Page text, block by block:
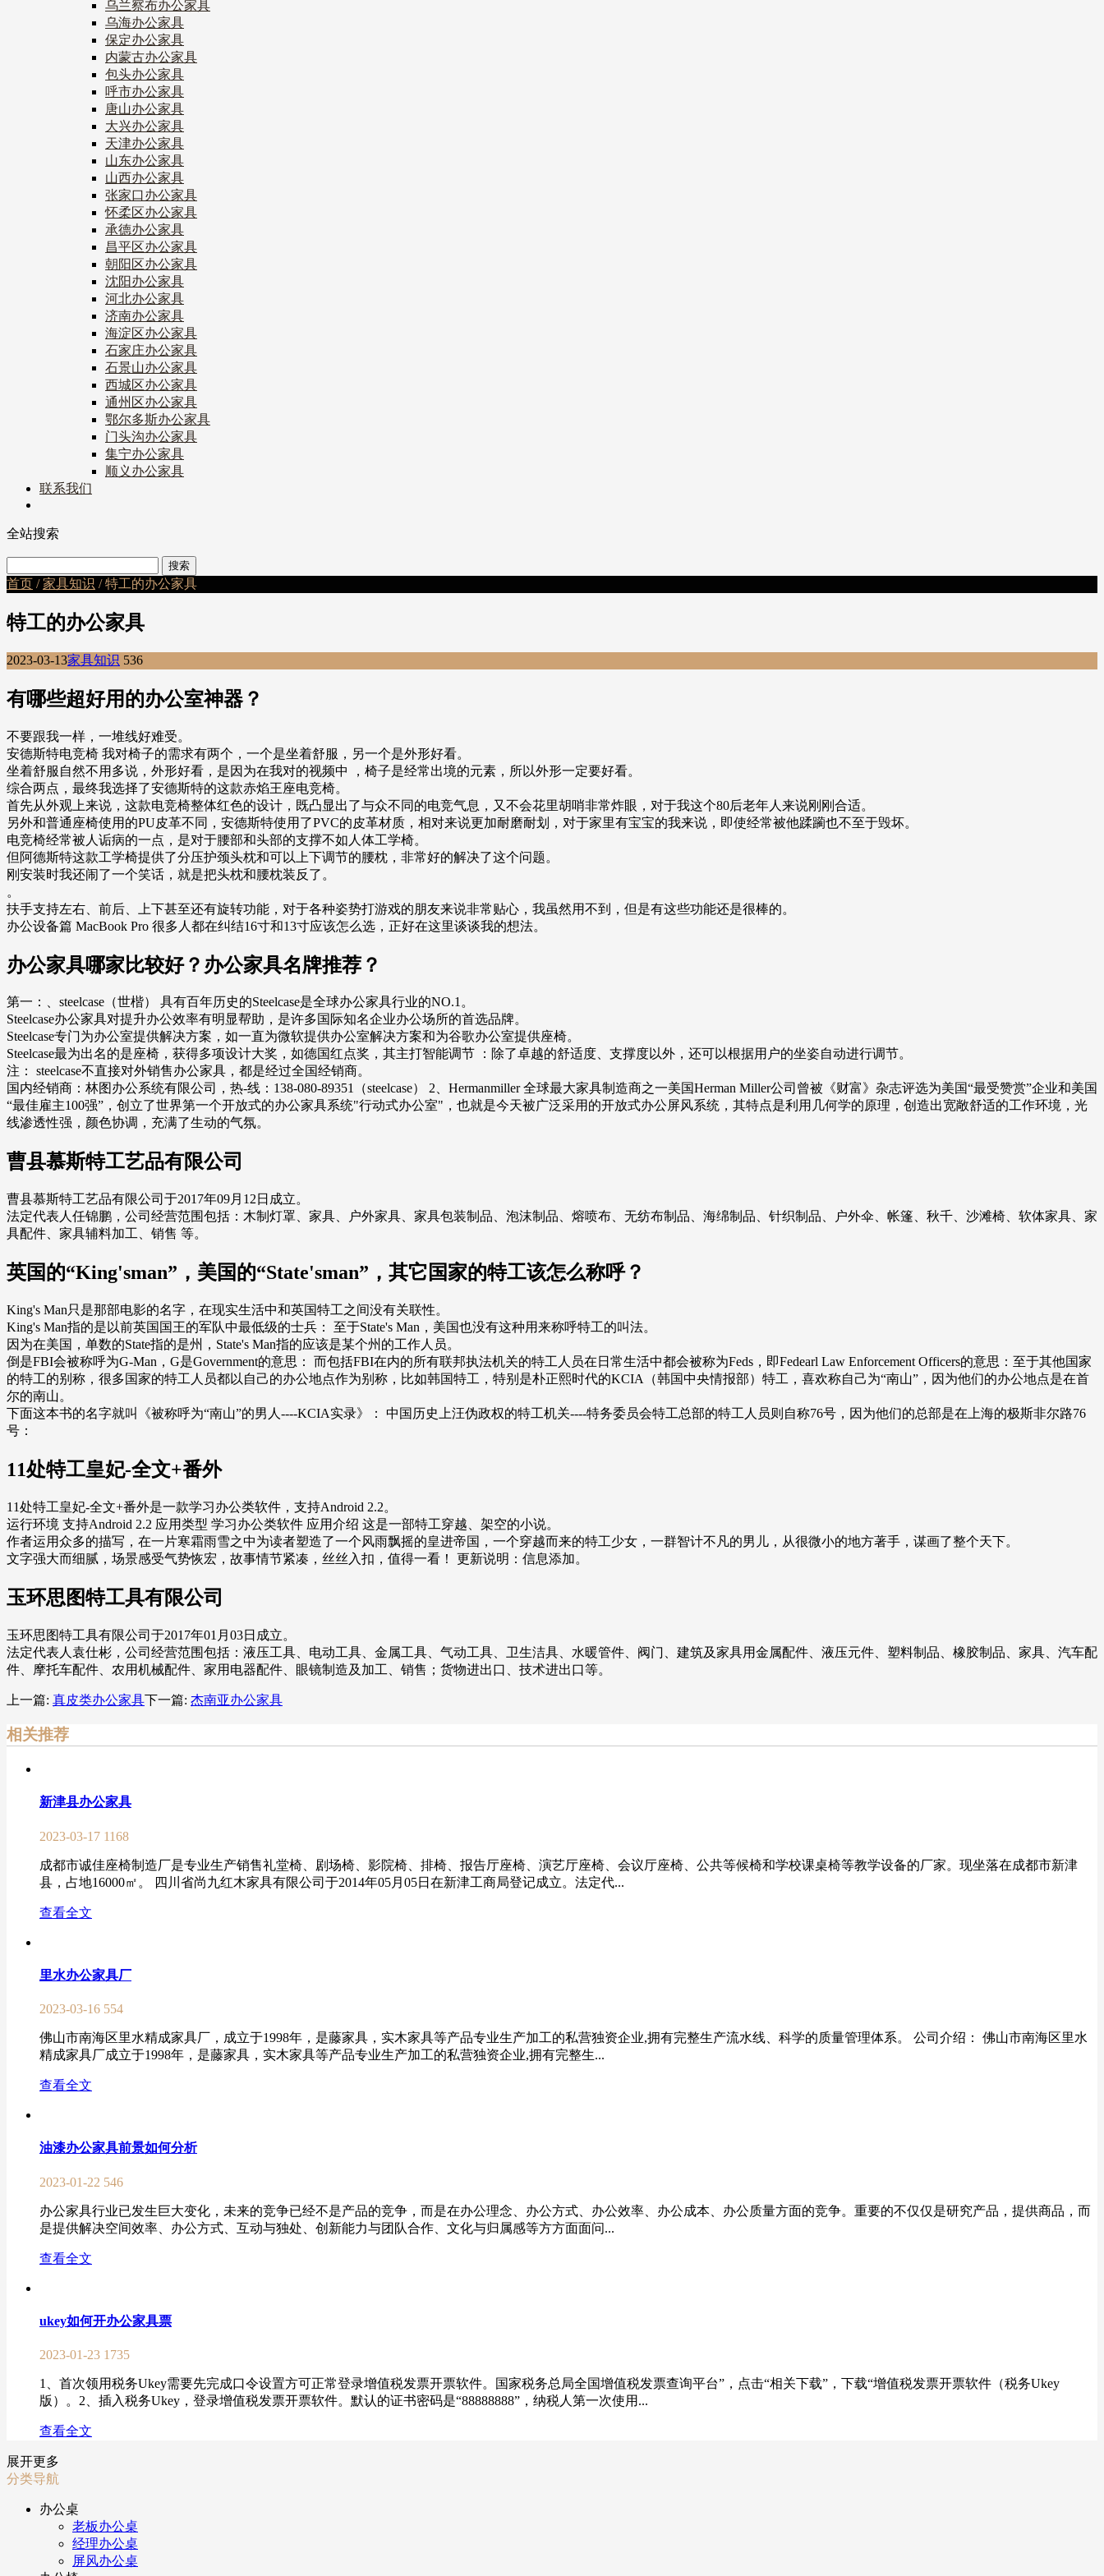
乌兰察布办公家具
乌海办公家具
保定办公家具
内蒙古办公家具
包头办公家具
呼市办公家具
唐山办公家具
大兴办公家具
天津办公家具
山东办公家具
山西办公家具
张家口办公家具
怀柔区办公家具
承德办公家具
昌平区办公家具
朝阳区办公家具
沈阳办公家具
河北办公家具
济南办公家具
海淀区办公家具
石家庄办公家具
石景山办公家具
西城区办公家具
通州区办公家具
鄂尔多斯办公家具
门头沟办公家具
集宁办公家具
顺义办公家具
联系我们
全站搜索
首页 /家具知识 / 特工的办公家具
特工的办公家具
2023-03-13家具知识 536
有哪些超好用的办公室神器？
不要跟我一样，一堆线好难受。
安德斯特电竞椅 我对椅子的需求有两个，一个是坐着舒服，另一个是外形好看。
坐着舒服自然不用多说，外形好看，是因为在我对的视频中 ，椅子是经常出境的元素，所以外形一定要好看。
综合两点，最终我选择了安德斯特的这款赤焰王座电竞椅。
首先从外观上来说，这款电竞椅整体红色的设计，既凸显出了与众不同的电竞气息，又不会花里胡哨非常炸眼，对于我这个80后老年人来说刚刚合适。
另外和普通座椅使用的PU皮革不同，安德斯特使用了PVC的皮革材质，相对来说更加耐磨耐划，对于家里有宝宝的我来说，即使经常被他蹂躏也不至于毁坏。
电竞椅经常被人诟病的一点，是对于腰部和头部的支撑不如人体工学椅。
但阿德斯特这款工学椅提供了分压护颈头枕和可以上下调节的腰枕，非常好的解决了这个问题。
刚安装时我还闹了一个笑话，就是把头枕和腰枕装反了。
。
扶手支持左右、前后、上下甚至还有旋转功能，对于各种姿势打游戏的朋友来说非常贴心，我虽然用不到，但是有这些功能还是很棒的。
办公设备篇 MacBook Pro 很多人都在纠结16寸和13寸应该怎么选，正好在这里谈谈我的想法。
办公家具哪家比较好？办公家具名牌推荐？
第一：、steelcase（世楷） 具有百年历史的Steelcase是全球办公家具行业的NO.1。
Steelcase办公家具对提升办公效率有明显帮助，是许多国际知名企业办公场所的首选品牌。
Steelcase专门为办公室提供解决方案，如一直为微软提供办公室解决方案和为谷歌办公室提供座椅。
Steelcase最为出名的是座椅，获得多项设计大奖，如德国红点奖，其主打智能调节 ：除了卓越的舒适度、支撑度以外，还可以根据用户的坐姿自动进行调节。
注： steelcase不直接对外销售办公家具，都是经过全国经销商。
国内经销商：林图办公系统有限公司，热-线：138-080-89351（steelcase） 2、Hermanmiller 全球最大家具制造商之一美国Herman Miller公司曾被《财富》杂志评选为美国“最受赞赏”企业和美国
“最佳雇主100强”，创立了世界第一个开放式的办公家具系统"行动式办公室"，也就是今天被广泛采用的开放式办公屏风系统，其特点是利用几何学的原理，创造出宽敞舒适的工作环境，光
线渗透性强，颜色协调，充满了生动的气氛。
曹县慕斯特工艺品有限公司
曹县慕斯特工艺品有限公司于2017年09月12日成立。
法定代表人任锦鹏，公司经营范围包括：木制灯罩、家具、户外家具、家具包装制品、泡沫制品、熔喷布、无纺布制品、海绵制品、针织制品、户外伞、帐篷、秋千、沙滩椅、软体家具、家
具配件、家具辅料加工、销售 等。
英国的“King'sman”，美国的“State'sman”，其它国家的特工该怎么称呼？
King's Man只是那部电影的名字，在现实生活中和英国特工之间没有关联性。
King's Man指的是以前英国国王的军队中最低级的士兵： 至于State's Man，美国也没有这种用来称呼特工的叫法。
因为在美国，单数的State指的是州，State's Man指的应该是某个州的工作人员。
倒是FBI会被称呼为G-Man，G是Government的意思： 而包括FBI在内的所有联邦执法机关的特工人员在日常生活中都会被称为Feds，即Fedearl Law Enforcement Officers的意思：至于其他国家
的特工的别称，很多国家的特工人员都以自己的办公地点作为别称，比如韩国特工，特别是朴正熙时代的KCIA（韩国中央情报部）特工，喜欢称自己为“南山”，因为他们的办公地点是在首
尔的南山。
下面这本书的名字就叫《被称呼为“南山”的男人----KCIA实录》： 中国历史上汪伪政权的特工机关----特务委员会特工总部的特工人员则自称76号，因为他们的总部是在上海的极斯非尔路76
号：
11处特工皇妃-全文+番外
11处特工皇妃-全文+番外是一款学习办公类软件，支持Android 2.2。
运行环境 支持Android 2.2 应用类型 学习办公类软件 应用介绍 这是一部特工穿越、架空的小说。
作者运用众多的描写，在一片寒霜雨雪之中为读者塑造了一个风雨飘摇的皇进帝国，一个穿越而来的特工少女，一群智计不凡的男儿，从很微小的地方著手，谋画了整个天下。
文字强大而细腻，场景感受气势恢宏，故事情节紧凑，丝丝入扣，值得一看！ 更新说明：信息添加。
玉环思图特工具有限公司
玉环思图特工具有限公司于2017年01月03日成立。
法定代表人袁仕彬，公司经营范围包括：液压工具、电动工具、金属工具、气动工具、卫生洁具、水暖管件、阀门、建筑及家具用金属配件、液压元件、塑料制品、橡胶制品、家具、汽车配
件、摩托车配件、农用机械配件、家用电器配件、眼镜制造及加工、销售；货物进出口、技术进出口等。
上一篇: 真皮类办公家具下一篇: 杰南亚办公家具
相关推荐
新津县办公家具
2023-03-17 1168
成都市诚佳座椅制造厂是专业生产销售礼堂椅、剧场椅、影院椅、排椅、报告厅座椅、演艺厅座椅、会议厅座椅、公共等候椅和学校课桌椅等教学设备的厂家。现坐落在成都市新津
县，占地16000㎡。 四川省尚九红木家具有限公司于2014年05月05日在新津工商局登记成立。法定代...
查看全文
里水办公家具厂
2023-03-16 554
佛山市南海区里水精成家具厂，成立于1998年，是藤家具，实木家具等产品专业生产加工的私营独资企业,拥有完整生产流水线、科学的质量管理体系。 公司介绍： 佛山市南海区里水
精成家具厂成立于1998年，是藤家具，实木家具等产品专业生产加工的私营独资企业,拥有完整生...
查看全文
油漆办公家具前景如何分析
2023-01-22 546
办公家具行业已发生巨大变化，未来的竞争已经不是产品的竞争，而是在办公理念、办公方式、办公效率、办公成本、办公质量方面的竞争。重要的不仅仅是研究产品，提供商品，而
是提供解决空间效率、办公方式、互动与独处、创新能力与团队合作、文化与归属感等方方面面问...
查看全文
ukey如何开办公家具票
2023-01-23 1735
1、首次领用税务Ukey需要先完成口令设置方可正常登录增值税发票开票软件。国家税务总局全国增值税发票查询平台”，点击“相关下载”，下载“增值税发票开票软件（税务Ukey
版）。2、插入税务Ukey，登录增值税发票开票软件。默认的证书密码是“88888888”，纳税人第一次使用...
查看全文
展开更多
分类导航
办公桌
老板办公桌
经理办公桌
屏风办公桌